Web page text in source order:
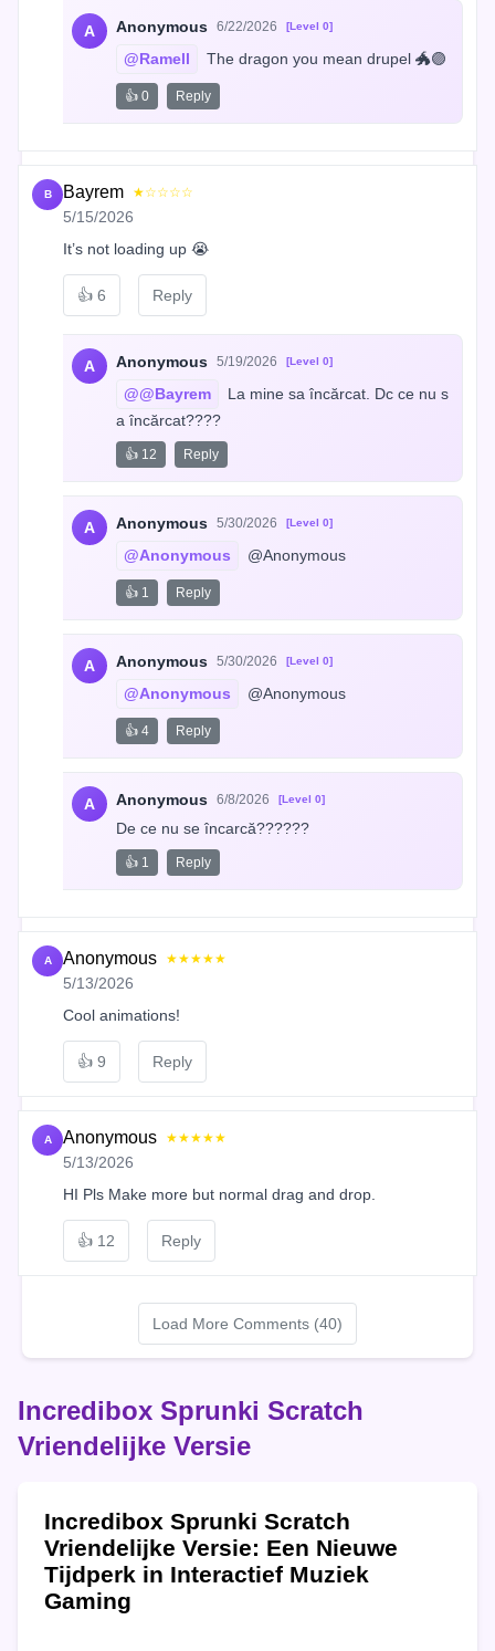
A Anonymous 6/22/2026 [Level 0]
@Ramell The dragon you mean drupel 🐲🟣
👍 0 Reply
B Bayrem ★☆☆☆☆
5/15/2026
It’s not loading up 😭
👍 6 Reply
A Anonymous 5/19/2026 [Level 0]
@@Bayrem
La mine sa încărcat. Dc ce nu s
a încărcat????
👍 12 Reply
A Anonymous 5/30/2026 [Level 0]
@Anonymous @Anonymous
👍 1 Reply
A Anonymous 5/30/2026 [Level 0]
@Anonymous @Anonymous
👍 4 Reply
A Anonymous 6/8/2026 [Level 0]
De ce nu se încarcă??????
👍 1 Reply
A Anonymous ★★★★★
5/13/2026
Cool animations!
👍 9 Reply
A Anonymous ★★★★★
5/13/2026
HI Pls Make more but normal drag and drop.
👍 12 Reply
Load More Comments (40)
Incredibox Sprunki Scratch
Vriendelijke Versie
Incredibox Sprunki Scratch
Vriendelijke Versie: Een Nieuwe
Tijdperk in Interactief Muziek
Gaming